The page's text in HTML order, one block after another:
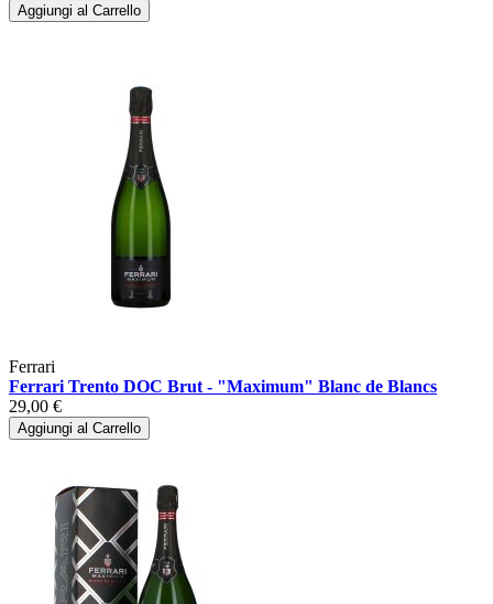
Aggiungi al Carrello
Ferrari
Ferrari Trento DOC Brut - "Maximum" Blanc de Blancs
29,00 €
Aggiungi al Carrello